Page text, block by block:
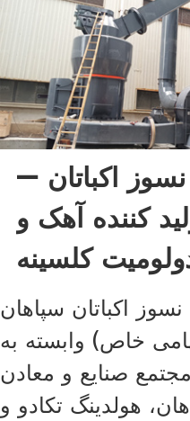
اکباتان –
کننده آهک و
کلسینه
اکباتان سپاهان
خاص) وابسته به
صنایع و معادن
هولدینگ تکادو و